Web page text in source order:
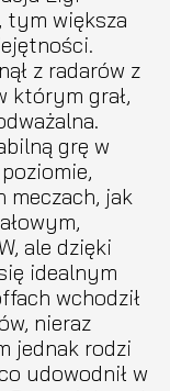
tym większa
z radarów z
którym grał,
grę w
meczach, jak
ale dzięki
idealnym
wchodził
nieraz
jednak rodzi
udowodnił w